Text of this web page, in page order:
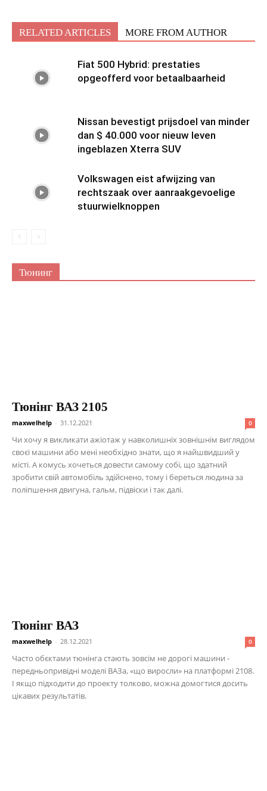
RELATED ARTICLES MORE FROM AUTHOR
Fiat 500 Hybrid: prestaties
opgeofferd voor betaalbaarheid
Nissan bevestigt prijsdoel van minder
dan $ 40.000 voor nieuw leven
ingeblazen Xterra SUV
Volkswagen eist afwijzing van
rechtszaak over aanraakgevoelige
stuurwielknoppen
Тюнинг
Тюнінг ВАЗ 2105
maxwelhelp - 31.12.2021 0
Чи хочу я викликати ажіотаж у навколишніх зовнішнім виглядом
своєї машини або мені необхідно знати, що я найшвидший у
місті. А комусь хочеться довести самому собі, що здатний
зробити свій автомобіль здійснено, тому і береться людина за
поліпшення двигуна, гальм, підвіски і так далі.
Тюнінг ВАЗ
maxwelhelp - 28.12.2021 0
Часто обєктами тюнінга стають зовсім не дорогі машини -
передньопривідні моделі ВАЗа, «що виросли» на платформі 2108.
І якщо підходити до проекту толково, можна домогтися досить
цікавих результатів.